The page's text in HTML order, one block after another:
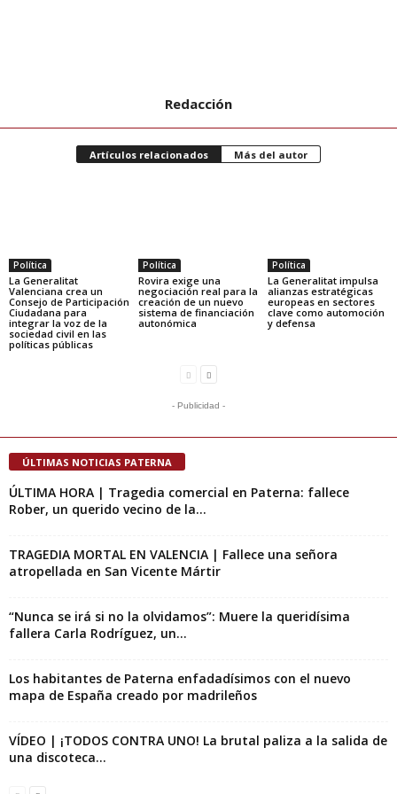
Redacción
Artículos relacionados Más del autor
Política
La Generalitat
Valenciana crea un
Consejo de Participación
Ciudadana para
integrar la voz de la
sociedad civil en las
políticas públicas
Política
Rovira exige una
negociación real para la
creación de un nuevo
sistema de financiación
autonómica
Política
La Generalitat impulsa
alianzas estratégicas
europeas en sectores
clave como automoción
y defensa
- Publicidad -
ÚLTIMAS NOTICIAS PATERNA
ÚLTIMA HORA | Tragedia comercial en Paterna: fallece
Rober, un querido vecino de la...
TRAGEDIA MORTAL EN VALENCIA | Fallece una señora
atropellada en San Vicente Mártir
“Nunca se irá si no la olvidamos”: Muere la queridísima
fallera Carla Rodríguez, un...
Los habitantes de Paterna enfadadísimos con el nuevo
mapa de España creado por madrileños
VÍDEO | ¡TODOS CONTRA UNO! La brutal paliza a la salida de
una discoteca...